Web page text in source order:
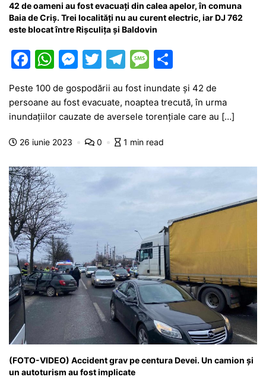
42 de oameni au fost evacuați din calea apelor, în comuna
Baia de Criș. Trei localități nu au curent electric, iar DJ 762
este blocat între Rișculița și Baldovin
F
c
e
b
o
k
W
at
s
A
p
M
s
s
e
g
T
w
itt
er
T
el
e
gr
a
M
s
s
a
e
ar
ta
je
ă
Peste 100 de gospodării au fost inundate și 42 de
persoane au fost evacuate, noaptea trecută, în urma
inundațiilor cauzate de aversele torențiale care au […]
26 iunie 2023 0 1 min read
(FOTO-VIDEO) Accident grav pe centura Devei. Un camion și
un autoturism au fost implicate